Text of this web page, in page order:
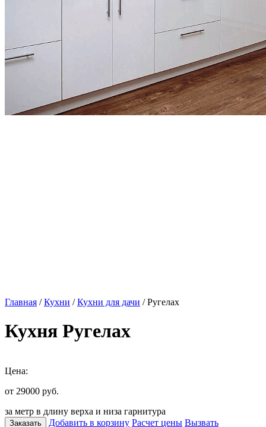
Главная /Кухни /Кухни для дачи / Ругелах
Кухня Ругелах
Цена:
от 29000 руб.
за метр в длину верха и низа гарнитура
Заказать Добавить в корзину Расчет цены Вызвать